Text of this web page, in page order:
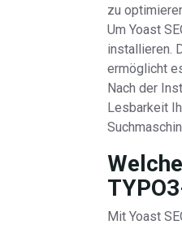
zu
Um Yoast
installieren.
ermöglicht
Nach der
Lesbarkeit
Mit Yoast